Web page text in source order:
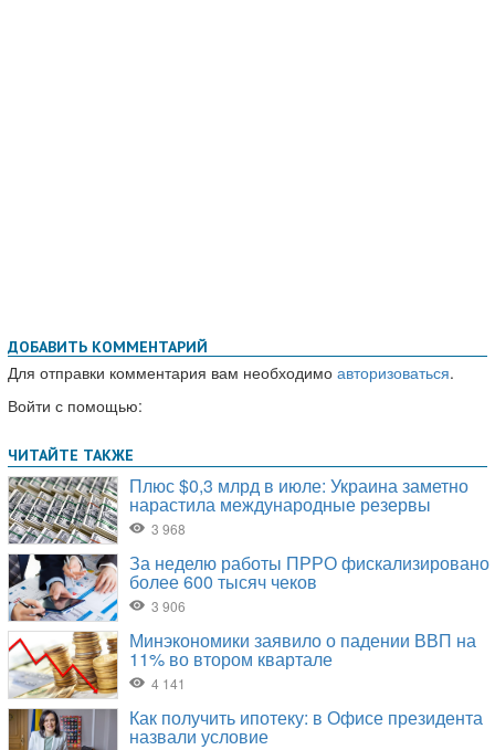
ДОБАВИТЬ КОММЕНТАРИЙ
Для отправки комментария вам необходимо авторизоваться.
Войти с помощью: